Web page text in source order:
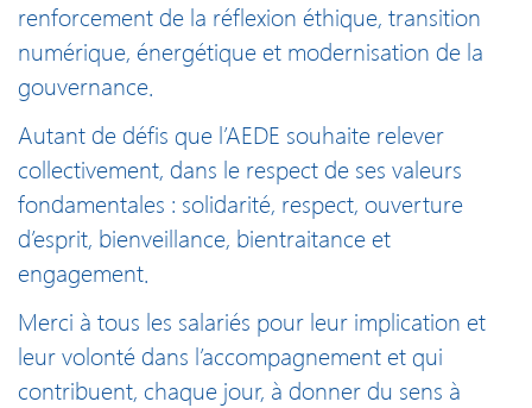
renforcement de la réflexion éthique, transition
numérique, énergétique et modernisation de la
gouvernance.
Autant de défis que l’AEDE souhaite relever
collectivement, dans le respect de ses valeurs
fondamentales : solidarité, respect, ouverture
d’esprit, bienveillance, bientraitance et
engagement.
Merci à tous les salariés pour leur implication et
leur volonté dans l’accompagnement et qui
contribuent, chaque jour, à donner du sens à